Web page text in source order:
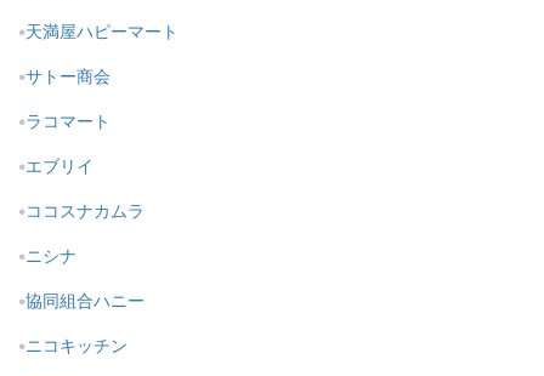
天満屋ハピーマート
サトー商会
ラコマート
エブリイ
ココスナカムラ
ニシナ
協同組合ハニー
ニコキッチン